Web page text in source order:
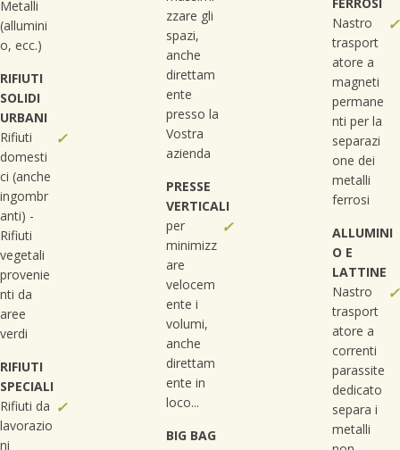
Metalli
(allumini
o, ecc.)
RIFIUTI
SOLIDI
URBANI
Rifiuti
domesti
ci (anche
ingombr
anti) -
Rifiuti
vegetali
provenie
nti da
aree
verdi
✓
RIFIUTI
SPECIALI
Rifiuti da
lavorazio
ni
✓
zzare gli
spazi,
anche
direttam
ente
presso la
Vostra
azienda
PRESSE
VERTICALI
per
minimizz
are
velocem
ente i
volumi,
anche
direttam
ente in
loco...
✓
BIG BAG
Nastro
trasport
atore a
magneti
permane
nti per la
separazi
one dei
metalli
ferrosi
✓
ALLUMINI
O E
LATTINE
Nastro
trasport
atore a
correnti
parassite
dedicato
separa i
metalli
✓